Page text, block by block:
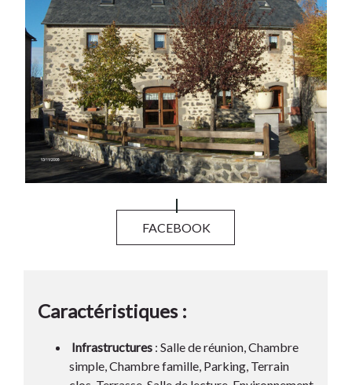
FACEBOOK
Caractéristiques :
Infrastructures: Salle de réunion, Chambre
simple, Chambre famille, Parking, Terrain